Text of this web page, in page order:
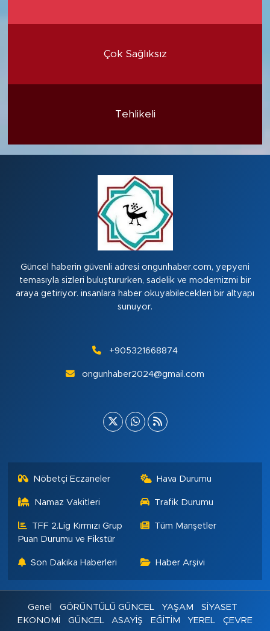
Çok Sağlıksız
Tehlikeli
Güncel haberin güvenli adresi ongunhaber.com, yepyeni
temasıyla sizleri buluştururken, sadelik ve modernizmi bir
araya getiriyor. insanlara haber okuyabilecekleri bir altyapı
sunuyor.
+905321668874
ongunhaber2024@gmail.com
Nöbetçi Eczaneler Hava Durumu
Namaz Vakitleri Trafik Durumu
TFF 2.Lig Kırmızı Grup
Puan Durumu ve Fikstür
Tüm Manşetler
Son Dakika Haberleri Haber Arşivi
Genel GÖRÜNTÜLÜ GÜNCEL YAŞAM
SİYASET
EKONOMİ
GÜNCEL ASAYİŞ EĞİTİM YEREL ÇEVRE